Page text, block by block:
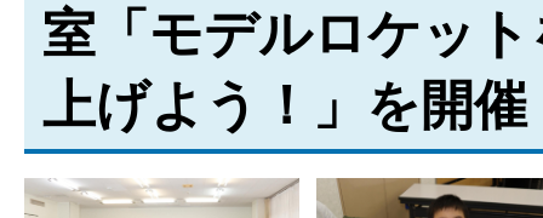
室「モデルロケッ
上げよう！」を開催